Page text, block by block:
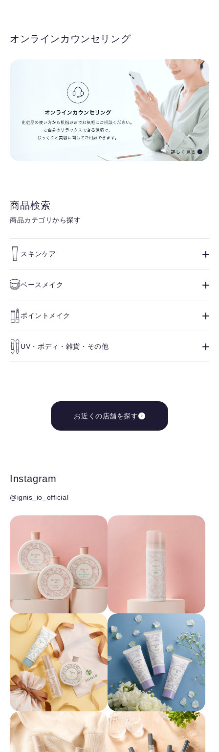
オンラインカウンセリング
商品検索
商品カテゴリから探す
スキンケア
ベースメイク
ポイントメイク
UV・ボディ・雑貨・その他
お近くの店舗を探す
Instagram
@ignis_io_official